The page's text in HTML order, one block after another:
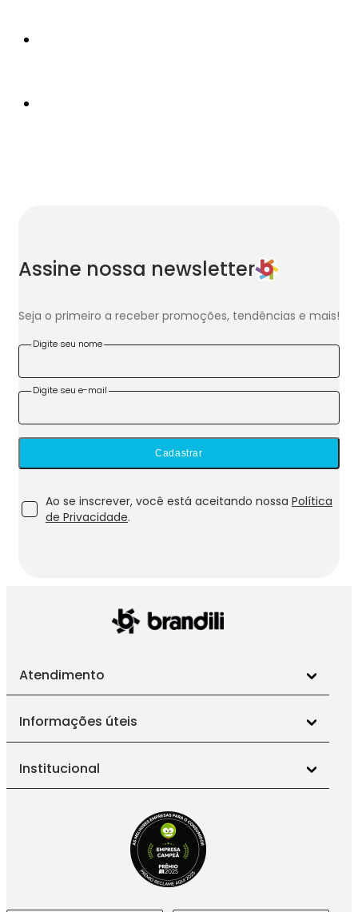
Assine nossa newsletter
Seja o primeiro a receber promoções, tendências e mais!
Digite seu nome
Digite seu e-mail
Cadastrar
Ao se inscrever, você está aceitando nossa Política
de Privacidade.
Atendimento
Informações úteis
Institucional